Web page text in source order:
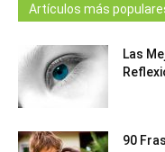
Artículos más
Las
90